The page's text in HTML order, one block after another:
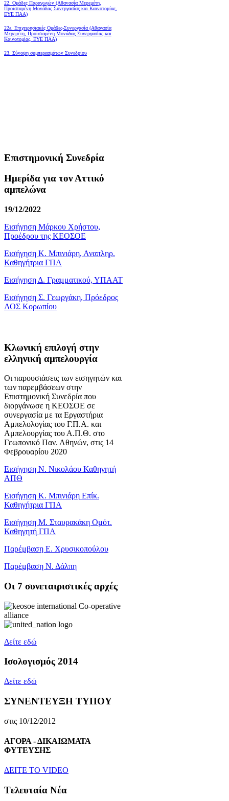
22. Ομάδες Παραγωγών (Αθανασία Μερεμέτη,
Προϊσταμένη Μονάδας Συνεργασίας και Καινοτομίας,
ΕΥΕ ΠΑΑ)
22a. Επιχειρησιακές Ομάδες-Συνεργασία (Αθανασία
Μερεμέτη, Προϊσταμένη Μονάδας Συνεργασίας και
Καινοτομίας, ΕΥΕ ΠΑΑ)
23. Σύνοψη συμπερασμάτων Συνεδρίου
Επιστημονική Συνεδρία
Ημερίδα για τον Αττικό
αμπελώνα
19/12/2022
Εισήγηση Μάρκου Χρήστου,
Προέδρου της ΚΕΟΣΟΕ
Εισήγηση Κ. Μπινιάρη, Αναπληρ.
Καθηγήτρια ΓΠΑ
Εισήγηση Δ. Γραμματικού, ΥΠΑΑΤ
Εισήγηση Σ. Γεωργάκη, Πρόεδρος
ΑΟΣ Κορωπίου
Κλωνική επιλογή στην
ελληνική αμπελουργία
Οι παρουσιάσεις των εισηγητών και
των παρεμβάσεων στην
Επιστημονική Συνεδρία που
διοργάνωσε η ΚΕΟΣΟΕ σε
συνεργασία με τα Εργαστήρια
Αμπελολογίας του Γ.Π.Α. και
Αμπελουργίας του Α.Π.Θ. στο
Γεωπονικό Παν. Αθηνών, στις 14
Φεβρουαρίου 2020
Εισήγηση Ν. Νικολάου Καθηγητή
ΑΠΘ
Εισήγηση Κ. Μπινιάρη Επίκ.
Καθηγήτρια ΓΠΑ
Εισήγηση Μ. Σταυρακάκη Ομότ.
Καθηγητή ΓΠΑ
Παρέμβαση Ε. Χρυσικοπούλου
Παρέμβαση Ν. Δάλπη
Oι 7 συνεταιριστικές αρχές
Δείτε εδώ
Ισολογισμός 2014
Δείτε εδώ
ΣΥΝΕΝΤΕΥΞΗ ΤΥΠΟΥ
στις 10/12/2012
ΑΓΟΡΑ - ΔΙΚΑΙΩΜΑΤΑ
ΦΥΤΕΥΣΗΣ
ΔEITE TO VIDEO
Tελευταία Nέα